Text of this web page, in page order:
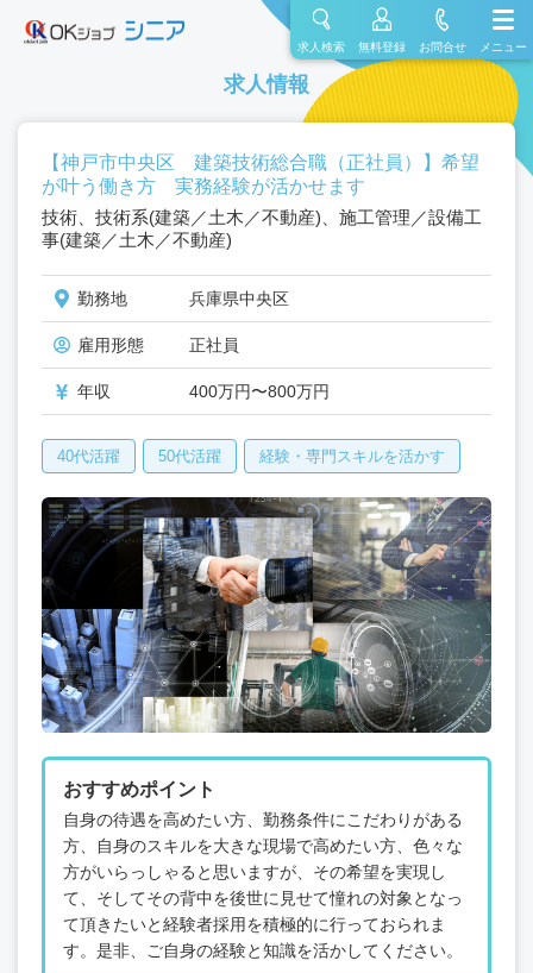
求人検索 無料登録 お問合せ メニュー
求人情報
【神戸市中央区 建築技術総合職（正社員）】希望
が叶う働き方 実務経験が活かせます
技術、技術系(建築／土木／不動産)、施工管理／設備工
事(建築／土木／不動産)
勤務地 兵庫県中央区
雇用形態 正社員
年収 400万円〜800万円
40代活躍 50代活躍 経験・専門スキルを活かす
おすすめポイント
自身の待遇を高めたい方、勤務条件にこだわりがある
方、自身のスキルを大きな現場で高めたい方、色々な
方がいらっしゃると思いますが、その希望を実現し
て、そしてその背中を後世に見せて憧れの対象となっ
て頂きたいと経験者採用を積極的に行っておられま
す。是非、ご自身の経験と知識を活かしてください。